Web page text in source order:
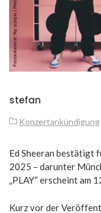
stefan
Konzertankündigung
Ed Sheeran bestätigt
2025 – darunter
„PLAY“ erscheint am
Kurz vor der